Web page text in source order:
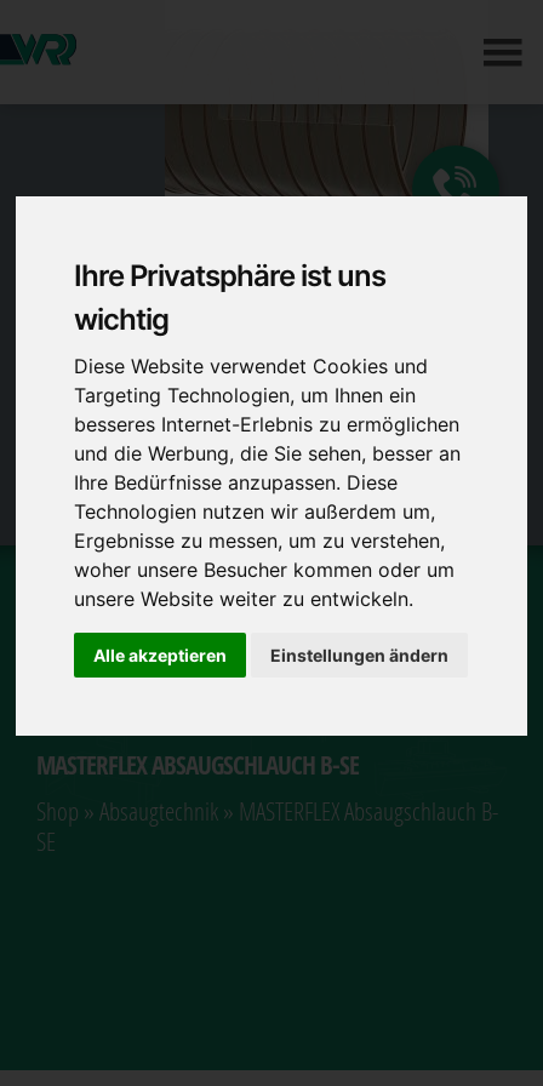
Ihre Privatsphäre ist uns
wichtig
Diese Website verwendet Cookies und
Targeting Technologien, um Ihnen ein
besseres Internet-Erlebnis zu ermöglichen
und die Werbung, die Sie sehen, besser an
Ihre Bedürfnisse anzupassen. Diese
Technologien nutzen wir außerdem um,
Ergebnisse zu messen, um zu verstehen,
woher unsere Besucher kommen oder um
unsere Website weiter zu entwickeln.
Alle akzeptieren Einstellungen ändern
MASTERFLEX ABSAUGSCHLAUCH B-SE
Shop »Absaugtechnik» MASTERFLEX Absaugschlauch B-
SE